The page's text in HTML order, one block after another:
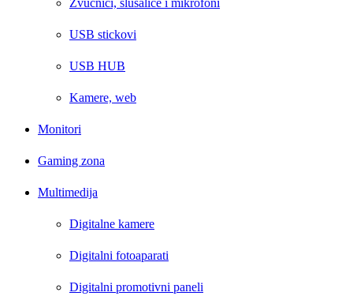
Zvučnici, slušalice i mikrofoni
USB stickovi
USB HUB
Kamere, web
Monitori
Gaming zona
Multimedija
Digitalne kamere
Digitalni fotoaparati
Digitalni promotivni paneli